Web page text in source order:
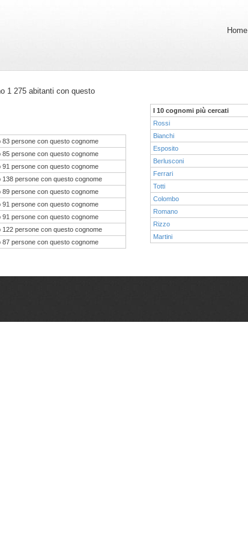
Home
1 275 abitanti con questo
83 persone con questo cognome
85 persone con questo cognome
91 persone con questo cognome
138 persone con questo cognome
89 persone con questo cognome
91 persone con questo cognome
91 persone con questo cognome
122 persone con questo cognome
87 persone con questo cognome
I 10 cognomi più cercati
Rossi
Bianchi
Esposito
Berlusconi
Ferrari
Totti
Colombo
Romano
Rizzo
Martini